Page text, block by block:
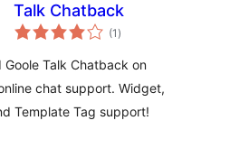
Talk Chatback
(1 total
ratings
)
Goole Talk Chatback on
chat support. Widget,
Template Tag support!